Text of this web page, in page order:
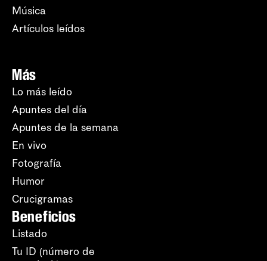
Música
Artículos leídos
Más
Lo más leído
Apuntes del día
Apuntes de la semana
En vivo
Fotografía
Humor
Crucigramas
Beneficios
Listado
Tu ID (número de